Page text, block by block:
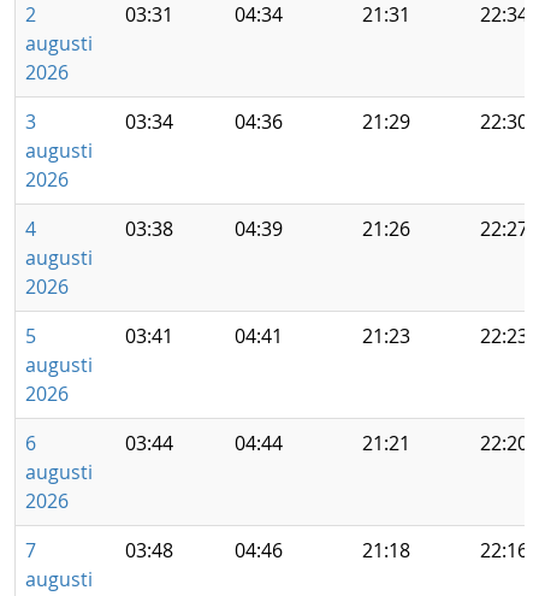
2
augusti
2026
03:31 04:34 21:31 22:34
3
augusti
2026
03:34 04:36 21:29 22:30
4
augusti
2026
03:38 04:39 21:26 22:27
5
augusti
2026
03:41 04:41 21:23 22:23
6
augusti
2026
03:44 04:44 21:21 22:20
7
augusti
03:48 04:46 21:18 22:16